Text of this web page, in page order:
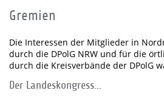
Gremien
Die Interessen der Mitglieder in
durch die DPolG NRW und für die
durch die Kreisverbände der DPolG
Der Landeskongress...